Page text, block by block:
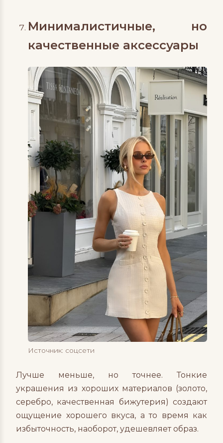
Минималистичные, но
качественные аксессуары
Источник: соцсети
Лучше меньше, но точнее. Тонкие
украшения из хороших материалов (золото,
серебро, качественная бижутерия) создают
ощущение хорошего вкуса, а то время как
избыточность, наоборот, удешевляет образ.